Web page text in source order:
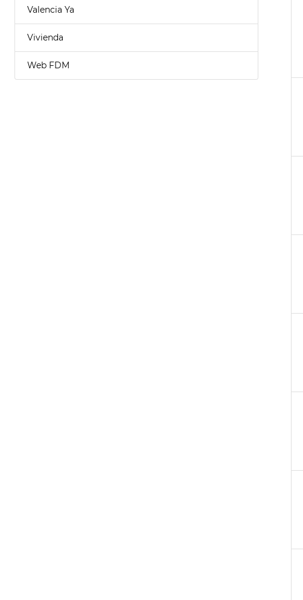
Valencia Ya
Vivienda
Web FDM